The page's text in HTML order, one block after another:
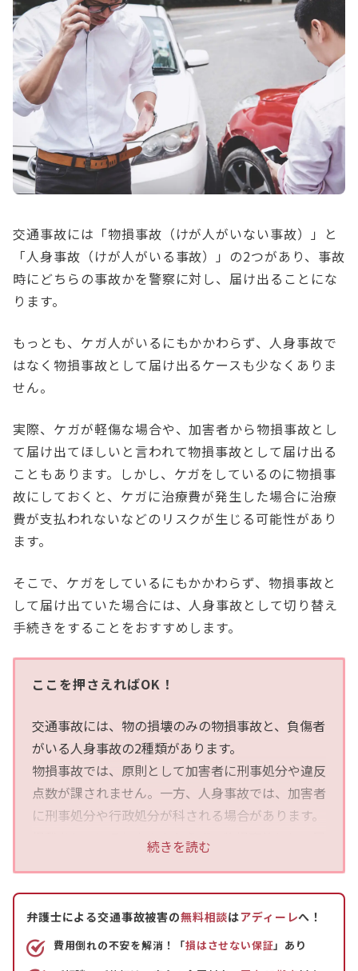
交通事故には「物損事故（けが人がいない事故）」と
「人身事故（けが人がいる事故）」の2つがあり、事故
時にどちらの事故かを警察に対し、届け出ることにな
ります。
もっとも、ケガ人がいるにもかかわらず、人身事故で
はなく物損事故として届け出るケースも少なくありま
せん。
実際、ケガが軽傷な場合や、加害者から物損事故とし
て届け出てほしいと言われて物損事故として届け出る
こともあります。しかし、ケガをしているのに物損事
故にしておくと、ケガに治療費が発生した場合に治療
費が支払われないなどのリスクが生じる可能性があり
ます。
そこで、ケガをしているにもかかわらず、物損事故と
して届け出ていた場合には、人身事故として切り替え
手続きをすることをおすすめします。
ここを押さえればOK！
交通事故には、物の損壊のみの物損事故と、負傷者
がいる人身事故の2種類があります。
物損事故では、原則として加害者に刑事処分や違反
点数が課されません。一方、人身事故では、加害者
に刑事処分や行政処分が科される場合があります。
怪我をしているにもかかわらず、物損事故として届
切り替えは、後から痛みが出た場合や、加害者の求
めに応じて物損扱いにしてしまった場合などに行い
続きを読む
弁護士による交通事故被害の無料相談はアディーレへ！
費用倒れの不安を解消！「損はさせない保証」あり